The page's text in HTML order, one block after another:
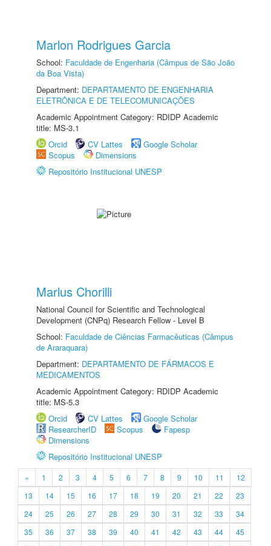
Marlon Rodrigues Garcia
School: Faculdade de Engenharia (Câmpus de São João
da Boa Vista)
Department: DEPARTAMENTO DE ENGENHARIA
ELETRÔNICA E DE TELECOMUNICAÇÕES
Academic Appointment Category: RDIDP Academic
title: MS-3.1
Orcid
CV Lattes
Google Scholar
Scopus
Dimensions
Repositório Institucional UNESP
Marlus Chorilli
National Council for Scientific and Technological
Development (CNPq) Research Fellow - Level B
School: Faculdade de Ciências Farmacêuticas (Câmpus
de Araraquara)
Department: DEPARTAMENTO DE FÁRMACOS E
MEDICAMENTOS
Academic Appointment Category: RDIDP Academic
title: MS-5.3
Orcid
CV Lattes
Google Scholar
ResearcherID
Scopus
Fapesp
Dimensions
Repositório Institucional UNESP
« 1 2 3 4 5 6 7 8 9 10 11
12
13
14 15 16 17 18 19 20 21 22
23
24
25 26 27 28 29 30 31 32 33
34
35
36 37 38 39 40 41 42 43 44
45